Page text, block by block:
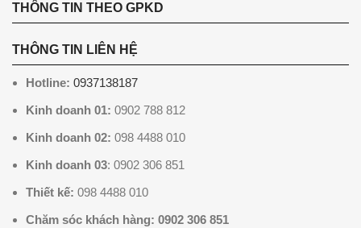
THÔNG TIN THEO GPKD
THÔNG TIN LIÊN HỆ
Hotline: 0937138187
Kinh doanh 01: 0902 788 812
Kinh doanh 02: 098 4488 010
Kinh doanh 03: 0902 306 851
Thiết kế: 098 4488 010
Chăm sóc khách hàng: 0902 306 851